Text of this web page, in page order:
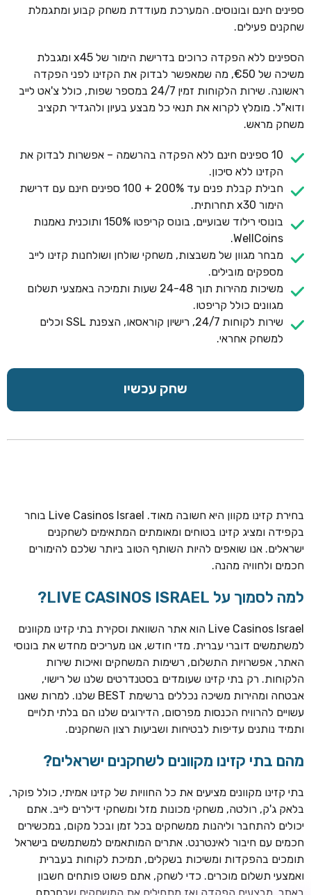
חבילת קבלת פנים: בונוס 100% עד 300€ + 100 ספיני בונוס על
ההפקדה הראשונה
CASOO
בונוס מתגלגל עד 2,000 ₪ + 200 ספינים חינם לשחקנים
חדשים
ROYSPINS
חינם על ההפקדות הראשונות
ספינים חינם ובונוסים. המערכת מעודדת משחק קבוע ומתגמלת
שחקנים פעילים.
הספינים ללא הפקדה כרוכים בדרישת הימור של x45 ומגבלת
משיכה של €50, מה שמאפשר לבדוק את הקזינו לפני הפקדה
ראשונה. שירות הלקוחות זמין 24/7 במספר שפות, כולל צ'אט לייב
ודוא"ל. מומלץ לקרוא את תנאי כל מבצע בעיון ולהגדיר תקציב
משחק מראש.
10 ספינים חינם ללא הפקדה בהרשמה – אפשרות לבדוק את
הקזינו ללא סיכון.
חבילת קבלת פנים עד 200% + 100 ספינים חינם עם דרישת
הימור x30 תחרותית.
בונוסי רילוד שבועיים, בונוס קריפטו 150% ותוכנית נאמנות
WellCoins.
מבחר מגוון של משבצות, משחקי שולחן ושולחנות קזינו לייב
מספקים מובילים.
משיכות מהירות תוך 24-48 שעות ותמיכה באמצעי תשלום
מגוונים כולל קריפטו.
שירות לקוחות 24/7, רישיון קוראסאו, הצפנת SSL וכלים
למשחק אחראי.
שחק עכשיו
בחירת קזינו מקוון היא חשובה מאוד. Live Casinos Israel בוחר
בקפידה ומציג קזינו בטוחים ומאומתים המתאימים לשחקנים
ישראלים. אנו שואפים להיות השותף הטוב ביותר שלכם להימורים
חכמים ולחוויה מהנה.
למה לסמוך על LIVE CASINOS ISRAEL?
Live Casinos Israel הוא אתר השוואת וסקירת בתי קזינו מקוונים
למשתמשים דוברי עברית. מדי חודש, אנו מעריכים מחדש את בונוסי
האתר, אפשרויות התשלום, רשימות המשחקים ואיכות שירות
הלקוחות. רק בתי קזינו שעומדים בסטנדרטים שלנו של רישוי,
אבטחה ומהירות משיכה נכללים ברשימת BEST שלנו. למרות שאנו
עשויים להרוויח הכנסות מפרסום, הדירוגים שלנו הם בלתי תלויים
ותמיד נותנים עדיפות לבטיחות ושביעות רצון השחקנים.
מהם בתי קזינו מקוונים לשחקנים ישראלים?
בתי קזינו מקוונים מציעים את כל החוויות של קזינו אמיתי, כולל פוקר,
בלאק ג'ק, רולטה, משחקי מכונות מזל ומשחקי דילרים לייב. אתם
יכולים להתחבר וליהנות ממשחקים בכל זמן ובכל מקום, במכשירים
חכמים עם חיבור לאינטרנט. אתרים המותאמים למשתמשים בישראל
תומכים בהפקדות ומשיכות בשקלים, תמיכת לקוחות בעברית
ואמצעי תשלום מוכרים. כדי לשחק, אתם פשוט פותחים חשבון